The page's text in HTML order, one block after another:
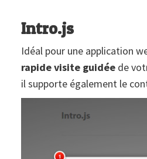
Intro.js
Idéal pour une application
rapide visite guidée de
il supporte également le